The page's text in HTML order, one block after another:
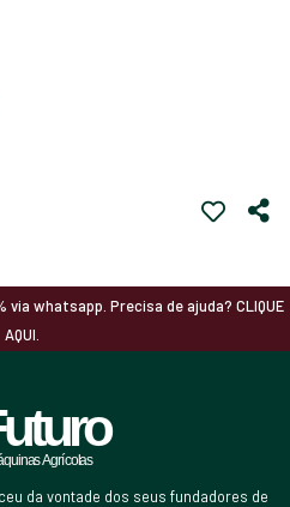
whatsapp. Precisa de ajuda? CLIQUE
AQUI.